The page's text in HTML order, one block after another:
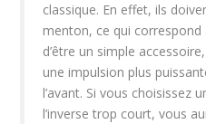
classique. En effet, ils
menton, ce qui correspond
d’être un simple
une impulsion plus
l’avant. Si vous choisissez
l’inverse trop court, vous